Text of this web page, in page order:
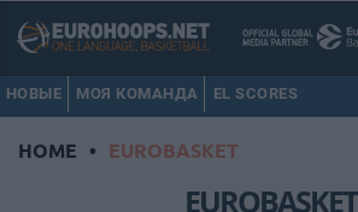
НОВЫЕ МОЯ КОМАНДА EL SCORES
HOME • EUROBASKET
EUROBASKET